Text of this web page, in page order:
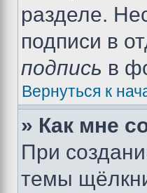
разделе.
подписи в
подпись в
Вернуться к
» Как мне
При
темы